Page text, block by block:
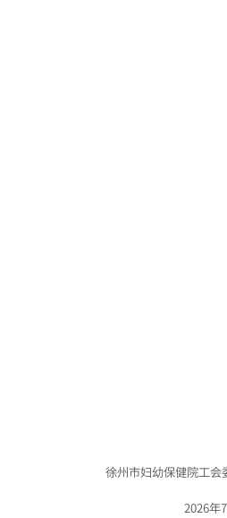
徐州市妇幼保健院工会
2026年